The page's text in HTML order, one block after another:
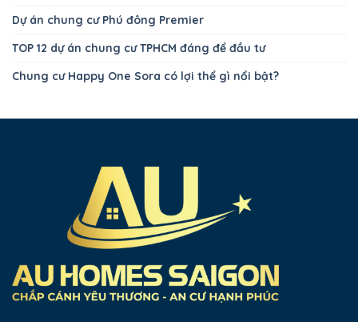
Dự án chung cư Phú đông Premier
TOP 12 dự án chung cư TPHCM đáng để đầu tư
Chung cư Happy One Sora có lợi thể gì nổi bật?